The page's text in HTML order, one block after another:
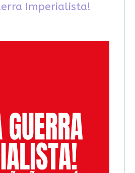
Imperialista!